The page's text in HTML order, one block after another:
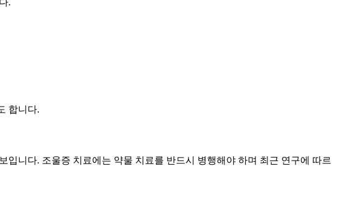
합니다.
니다. 조울증 치료에는 약물 치료를 반드시 병행해야 하며 최근 연구에 따르